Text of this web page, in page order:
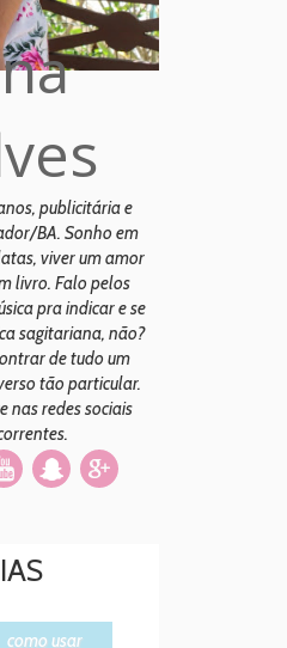
publicitária e
BA. Sonho em
viver um amor
livro. Falo pelos
pra indicar e se
sagitariana, não?
de tudo um
tão particular.
nas redes sociais
como usar